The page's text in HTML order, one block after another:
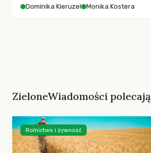
współczesnego miasta.
Dominika Kieruzel Monika Kostera
ZieloneWiadomości polecają
Rolnictwo i żywność